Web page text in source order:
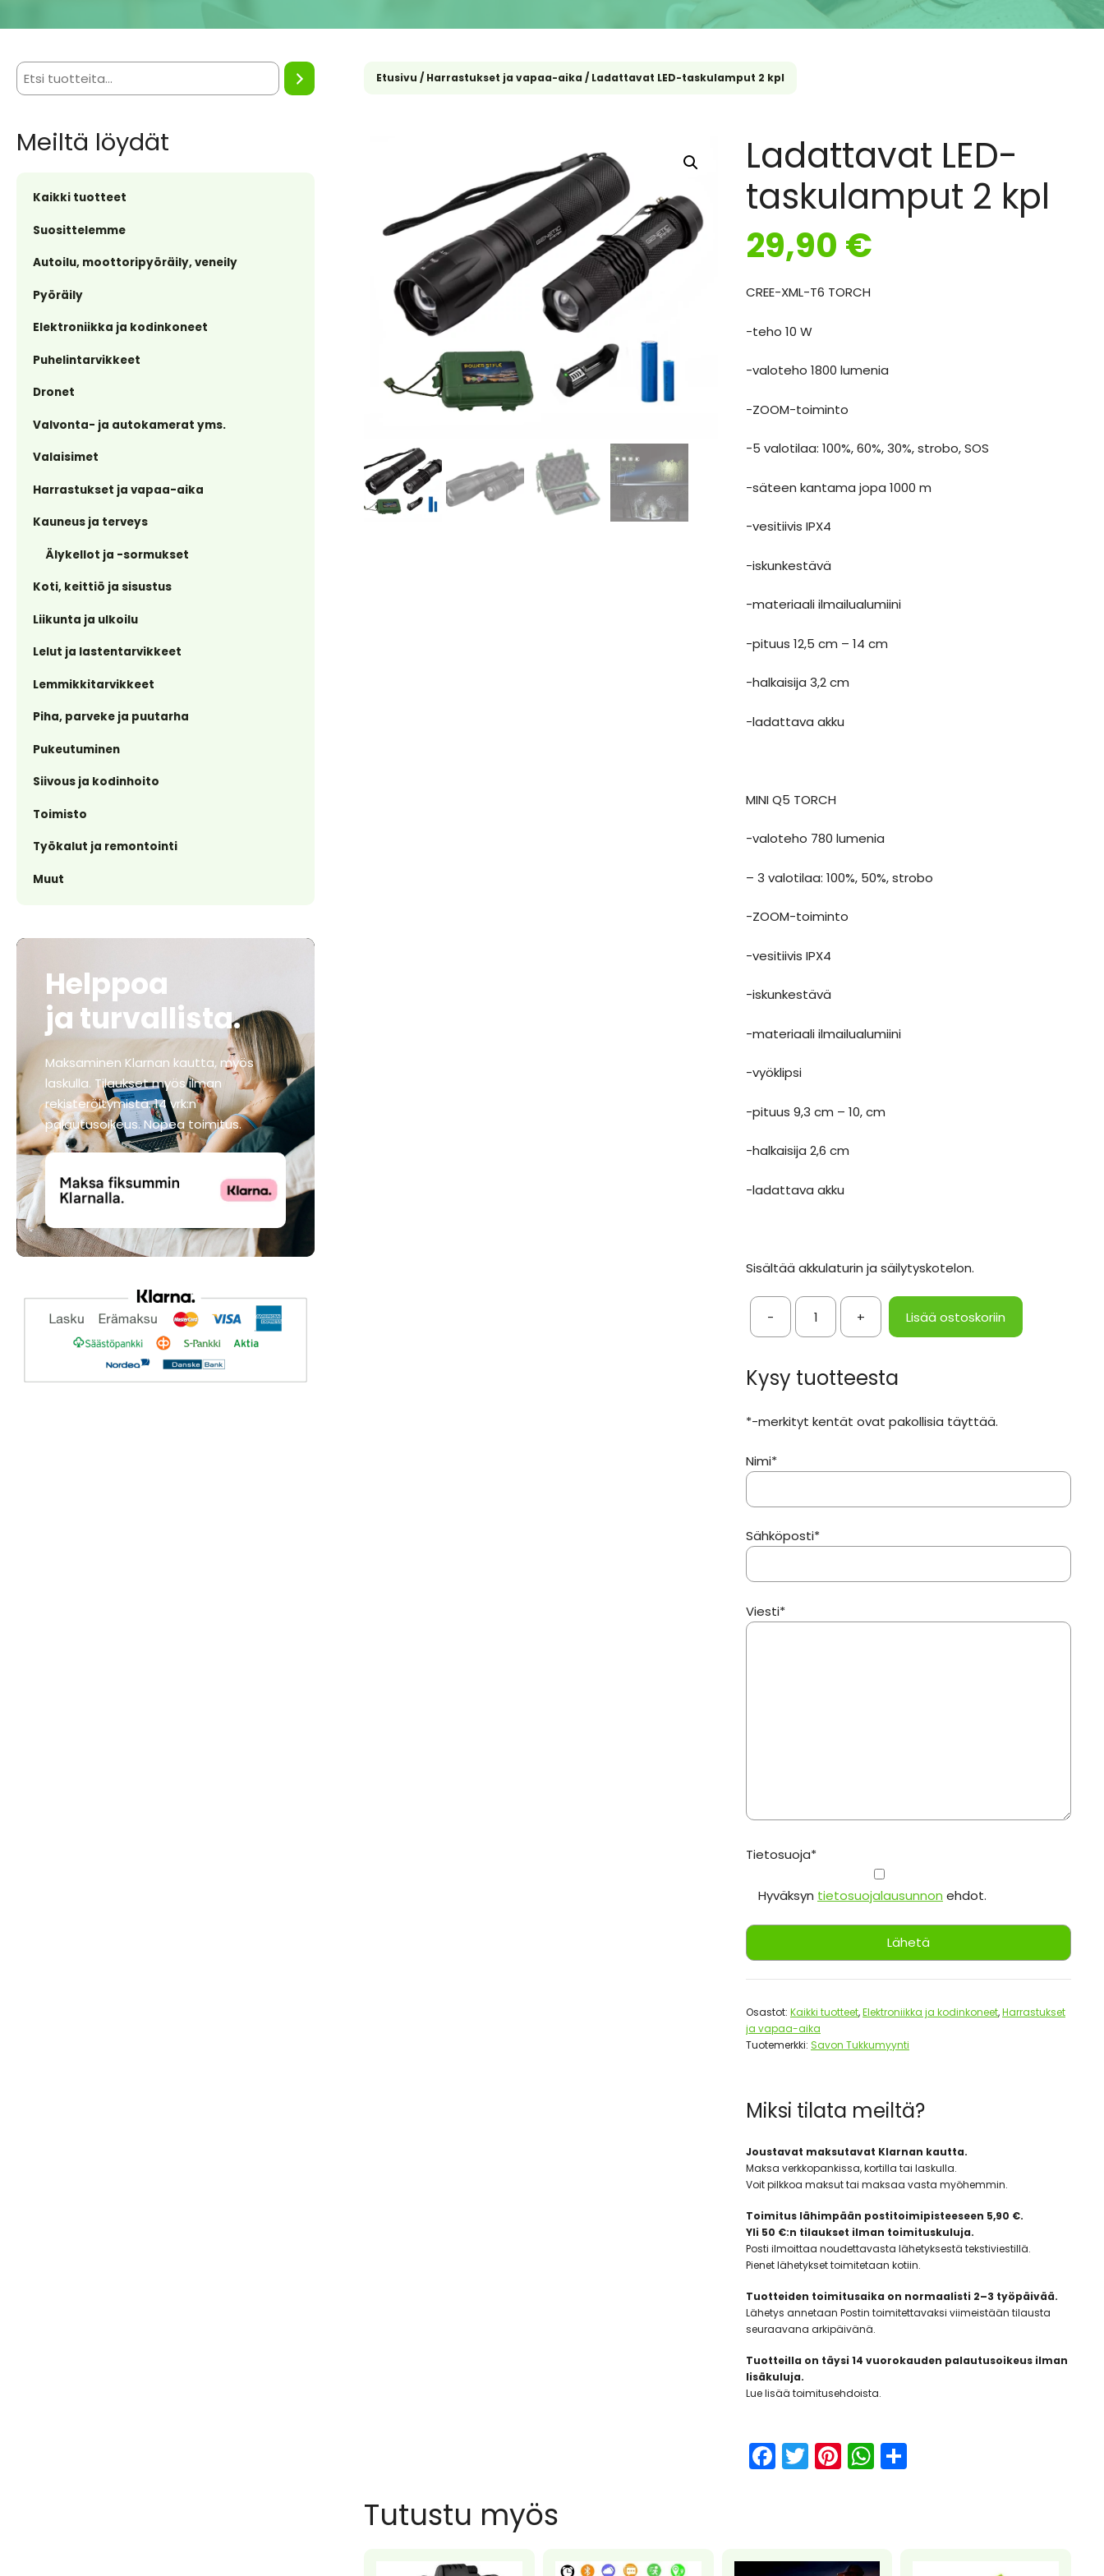
Etusivu / Harrastukset ja vapaa-aika / Ladattavat LED-taskulamput 2 kpl
Ladattavat LED-
taskulamput 2 kpl
29,90 €
CREE-XML-T6 TORCH
-teho 10 W
-valoteho 1800 lumenia
-ZOOM-toiminto
-5 valotilaa: 100%, 60%, 30%, strobo, SOS
-säteen kantama jopa 1000 m
-vesitiivis IPX4
-iskunkestävä
-materiaali ilmailualumiini
-pituus 12,5 cm – 14 cm
-halkaisija 3,2 cm
-ladattava akku
MINI Q5 TORCH
-valoteho 780 lumenia
– 3 valotilaa: 100%, 50%, strobo
-ZOOM-toiminto
-vesitiivis IPX4
-iskunkestävä
-materiaali ilmailualumiini
-vyöklipsi
-pituus 9,3 cm – 10, cm
-halkaisija 2,6 cm
-ladattava akku
Sisältää akkulaturin ja säilytyskotelon.
-
Ladattavat
taskulamput
2
määrä
+ Lisää ostoskoriin
Kysy tuotteesta
*-merkityt kentät ovat pakollisia täyttää.
Nimi*
Sähköposti*
Viesti*
Tietosuoja*
Hyväksyn tietosuojalausunnon ehdot.
Osastot: Kaikki tuotteet,Elektroniikka ja kodinkoneet,Harrastukset
ja vapaa-aika
Tuotemerkki: Savon Tukkumyynti
Miksi tilata meiltä?
Joustavat maksutavat Klarnan kautta.
Maksa verkkopankissa, kortilla tai laskulla.
Voit pilkkoa maksut tai maksaa vasta myöhemmin.
Toimitus lähimpään postitoimipisteeseen 5,90 €.
Yli 50 €:n tilaukset ilman toimituskuluja.
Posti ilmoittaa noudettavasta lähetyksestä tekstiviestillä.
Pienet lähetykset toimitetaan kotiin.
Tuotteiden toimitusaika on normaalisti 2–3 työpäivää.
Lähetys annetaan Postin toimitettavaksi viimeistään tilausta
seuraavana arkipäivänä.
Tuotteilla on täysi 14 vuorokauden palautusoikeus ilman
lisäkuluja.
Lue lisää toimitusehdoista.
F
a
b
T
w
Pi
nt
st
W
h
A
Tutustu myös
Meiltä löydät
Kaikki tuotteet
Suosittelemme
Autoilu, moottoripyöräily, veneily
Pyöräily
Elektroniikka ja kodinkoneet
Puhelintarvikkeet
Dronet
Valvonta- ja autokamerat yms.
Valaisimet
Harrastukset ja vapaa-aika
Kauneus ja terveys
Älykellot ja -sormukset
Koti, keittiö ja sisustus
Liikunta ja ulkoilu
Lelut ja lastentarvikkeet
Lemmikkitarvikkeet
Piha, parveke ja puutarha
Pukeutuminen
Siivous ja kodinhoito
Toimisto
Työkalut ja remontointi
Muut
Helppoa
ja turvallista.
Maksaminen Klarnan kautta, myös
laskulla. Tilaukset myös ilman
rekisteröitymistä. 14 vrk:n
palautusoikeus. Nopea toimitus.